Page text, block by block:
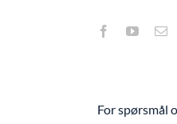
For spørsmål